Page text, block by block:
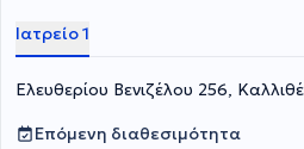
Ιατρείο 1
Ελευθερίου Βενιζέλου 256,
Επόμενη διαθεσιμότητα